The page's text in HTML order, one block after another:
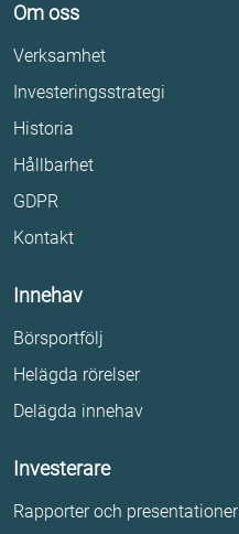
Om oss
Verksamhet
Investeringsstrategi
Historia
Hållbarhet
GDPR
Kontakt
Innehav
Börsportfölj
Helägda rörelser
Delägda innehav
Investerare
Rapporter och presentationer